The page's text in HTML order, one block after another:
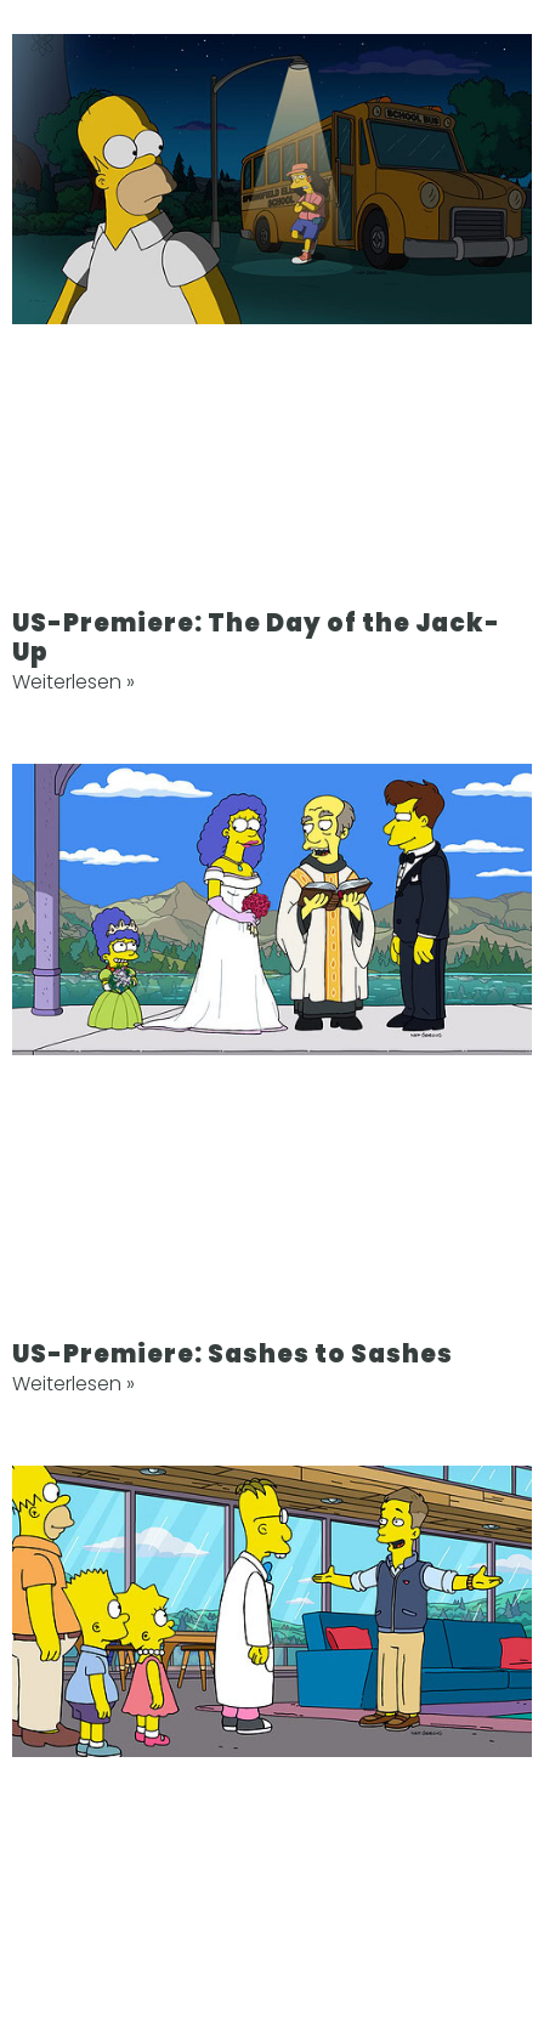
US-Premiere: The Day of the Jack-
Up
Weiterlesen »
US-Premiere: Sashes to Sashes
Weiterlesen »